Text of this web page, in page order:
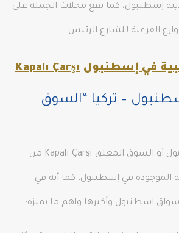
إسطنبول، كما تقع محلات الجملة على
الفرعية للشارع الرئيس.
في إسطنبول Kapalı Çarşı
إسطنبول – تركيا “السوق
يُعد جراند بازار إسطنبول أو السوق المغلق Kapalı Çarşı من
الموجودة في إسطنبول، كما أنه في
اسطنبول وأكبرها واهم ما يميزه: